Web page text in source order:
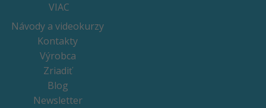
VIAC
Návody a videokurzy
Kontakty
Výrobca
Zriadiť
Blog
Newsletter